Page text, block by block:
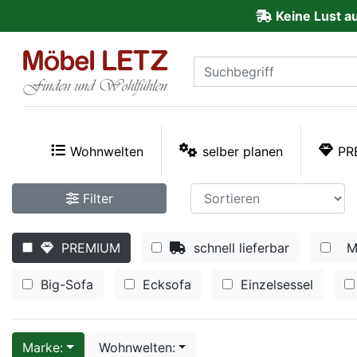
Keine Lust
Wohnwelten selber planen
Filter
PREMIUM schnell lieferbar
Big-Sofa Ecksofa Einzelsessel
Marke: Wohnwelten:
Kundenmeinungen
PREMIUM
Schnell
lieferbar
SALE
Polsterplaner
Möbel-